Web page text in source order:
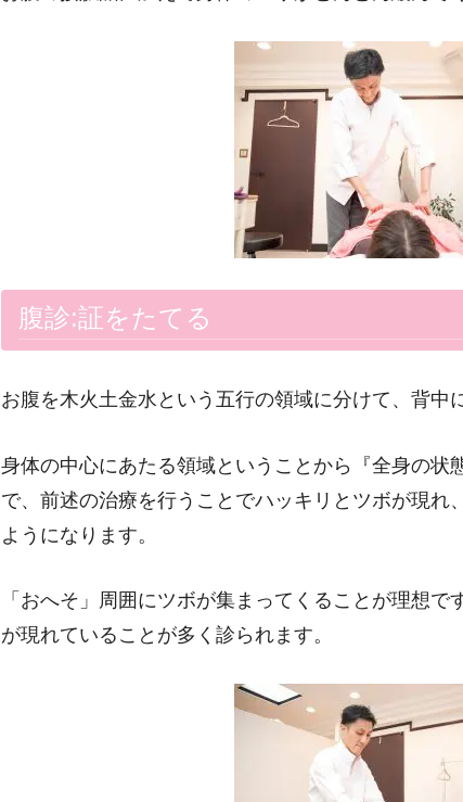
腹診:証をたてる
お腹を木火土金水という五行の領域に分けて、背中
身体の中心にあたる領域ということから『全身の状
で、前述の治療を行うことでハッキリとツボが現れ
ようになります。
「おへそ」周囲にツボが集まってくることが理想
が現れていることが多く診られます。